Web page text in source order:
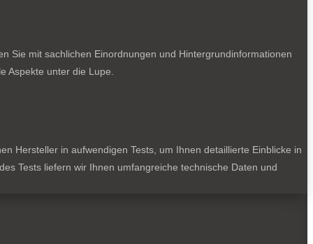
Sie mit sachlichen Einordnungen und Hintergrundinformationen
Aspekte unter die Lupe.
Hersteller in aufwendigen Tests, um Ihnen detaillierte Einblicke in
Tests liefern wir Ihnen umfangreiche technische Daten und